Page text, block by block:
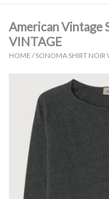
Cadeaus
Cadeaubonnen
Merken
American Vintage
VINTAGE
HOME /SONOMA SHIRT NOIR